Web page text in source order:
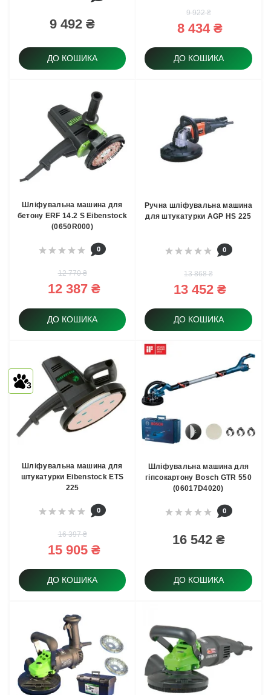
9 492 ₴
ДО КОШИКА
9 922 ₴
8 434 ₴
ДО КОШИКА
Шліфувальна машина для
бетону ERF 14.2 S Eibenstock
(0650R000)
0
12 770 ₴
12 387 ₴
ДО КОШИКА
Ручна шліфувальна машина
для штукатурки AGP HS 225
0
13 868 ₴
13 452 ₴
ДО КОШИКА
3
Шліфувальна машина для
штукатурки Eibenstock ETS
225
0
16 397 ₴
15 905 ₴
ДО КОШИКА
Шліфувальна машина для
гіпсокартону Bosch GTR 550
(06017D4020)
0
16 542 ₴
ДО КОШИКА